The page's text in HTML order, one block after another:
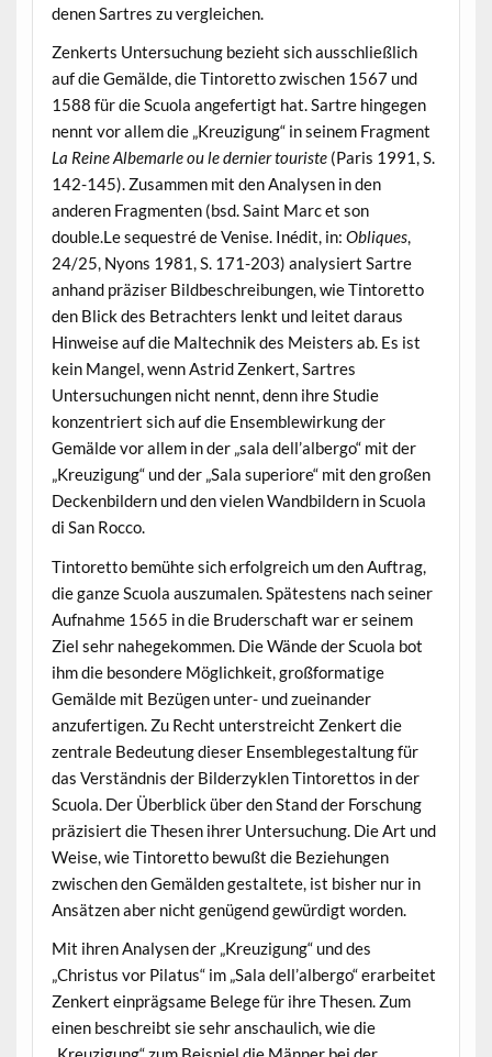
denen Sartres zu vergleichen.
Zenkerts Untersuchung bezieht sich ausschließlich
auf die Gemälde, die Tintoretto zwischen 1567 und
1588 für die Scuola angefertigt hat. Sartre hingegen
nennt vor allem die „Kreuzigung“ in seinem Fragment
La Reine Albemarle ou le dernier touriste(Paris 1991, S.
142-145). Zusammen mit den Analysen in den
anderen Fragmenten (bsd. Saint Marc et son
double.Le sequestré de Venise. Inédit, in: Obliques,
24/25, Nyons 1981, S. 171-203) analysiert Sartre
anhand präziser Bildbeschreibungen, wie Tintoretto
den Blick des Betrachters lenkt und leitet daraus
Hinweise auf die Maltechnik des Meisters ab. Es ist
kein Mangel, wenn Astrid Zenkert, Sartres
Untersuchungen nicht nennt, denn ihre Studie
konzentriert sich auf die Ensemblewirkung der
Gemälde vor allem in der „sala dell’albergo“ mit der
„Kreuzigung“ und der „Sala superiore“ mit den großen
Deckenbildern und den vielen Wandbildern in Scuola
di San Rocco.
Tintoretto bemühte sich erfolgreich um den Auftrag,
die ganze Scuola auszumalen. Spätestens nach seiner
Aufnahme 1565 in die Bruderschaft war er seinem
Ziel sehr nahegekommen. Die Wände der Scuola bot
ihm die besondere Möglichkeit, großformatige
Gemälde mit Bezügen unter- und zueinander
anzufertigen. Zu Recht unterstreicht Zenkert die
zentrale Bedeutung dieser Ensemblegestaltung für
das Verständnis der Bilderzyklen Tintorettos in der
Scuola. Der Überblick über den Stand der Forschung
präzisiert die Thesen ihrer Untersuchung. Die Art und
Weise, wie Tintoretto bewußt die Beziehungen
zwischen den Gemälden gestaltete, ist bisher nur in
Ansätzen aber nicht genügend gewürdigt worden.
Mit ihren Analysen der „Kreuzigung“ und des
„Christus vor Pilatus“ im „Sala dell’albergo“ erarbeitet
Zenkert einprägsame Belege für ihre Thesen. Zum
einen beschreibt sie sehr anschaulich, wie die